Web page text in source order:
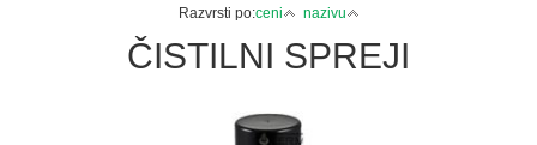
Razvrsti po:ceni nazivu
ČISTILNI SPREJI